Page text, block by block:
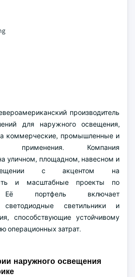
производитель
для наружного освещения,
коммерческие, промышленные и
применения. Компания
уличном, площадном, навесном и
с акцентом на
и масштабные проекты по
Её портфель включает
светодиодные светильники и
способствующие устойчивому
операционных затрат.
наружного освещения